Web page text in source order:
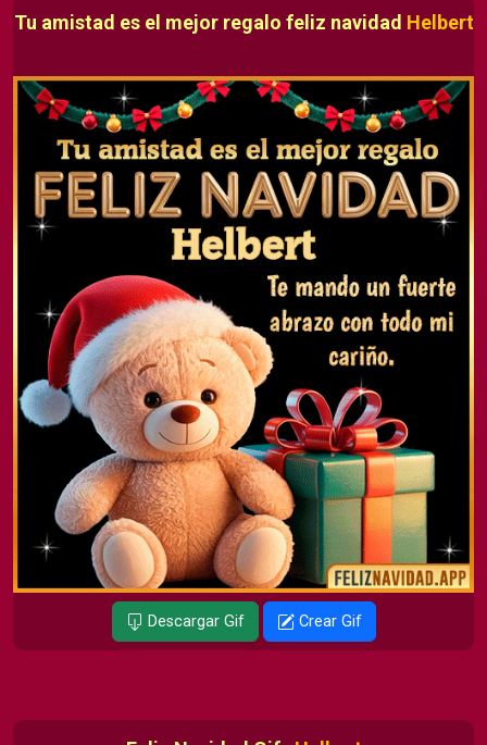
Tu amistad es el mejor regalo feliz navidad Helbert
Descargar Gif Crear Gif